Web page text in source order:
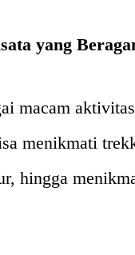
yang
macam
menikmati
hingga